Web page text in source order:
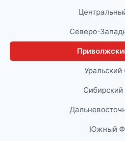
Северо-
Южный